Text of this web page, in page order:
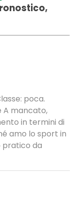
poca.
A mancato,
in termini di
amo lo sport in
pratico da